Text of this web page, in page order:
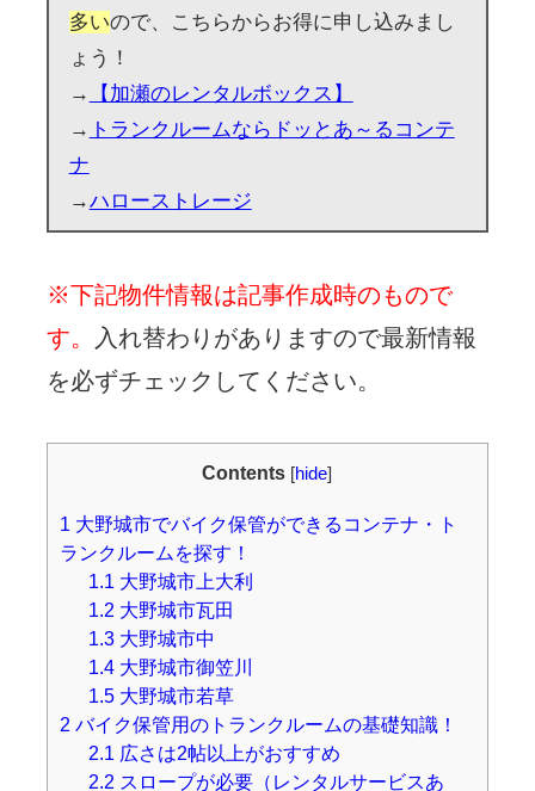
多いので、こちらからお得に申し込みまし
ょう！
→
【加瀬のレンタルボックス】
→ トランクルームならドッとあ～るコンテ
ナ
→ハローストレージ
※下記物件情報は記事作成時のもので
す。
入れ替わりがありますので最新情報
を必ずチェックしてください。
Contents [hide]
1 大野城市でバイク保管ができるコンテナ・ト
ランクルームを探す！
1.1 大野城市上大利
1.2 大野城市瓦田
1.3大野城市中
1.4大野城市御笠川
1.5大野城市若草
2 バイク保管用のトランクルームの基礎知識！
2.1 広さは2帖以上がおすすめ
2.2 スロープが必要（レンタルサービスあ